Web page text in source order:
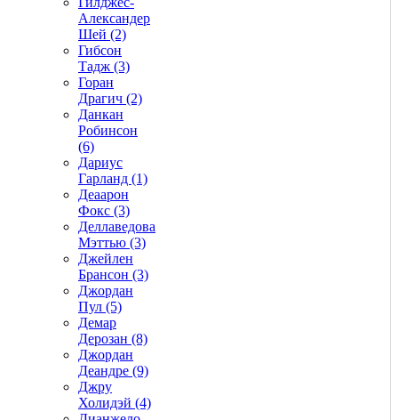
Александер
Шей (2)
Гибсон
Тадж (3)
Горан
Драгич (2)
Данкан
Робинсон
(6)
Дариус
Гарланд (1)
Деаарон
Фокс (3)
Деллаведова
Мэттью (3)
Джейлен
Брансон (3)
Джордан
Пул (5)
Демар
Дерозан (8)
Джордан
Деандре (9)
Джру
Холидэй (4)